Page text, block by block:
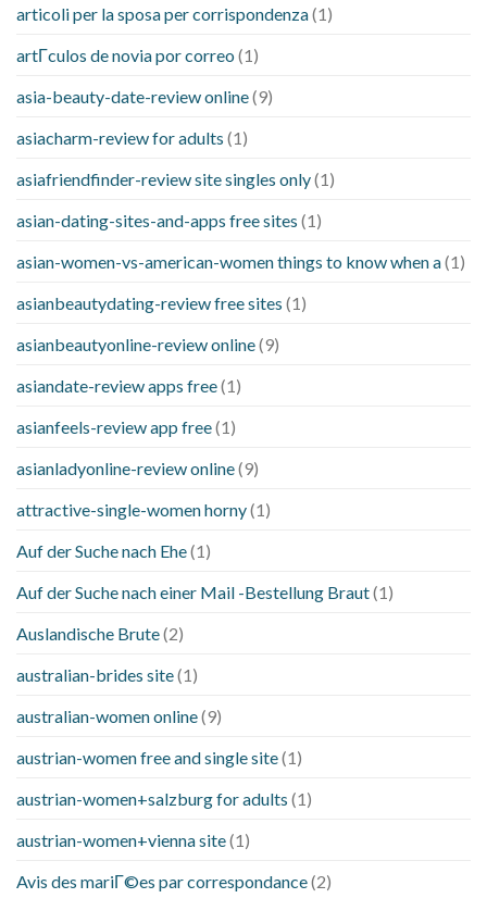
articoli per la sposa per corrispondenza(1)
artГ­culos de novia por correo (1)
asia-beauty-date-review online(9)
asiacharm-review for adults (1)
asiafriendfinder-review site singles only(1)
asian-dating-sites-and-apps free sites (1)
asian-women-vs-american-women things to know when a(1)
asianbeautydating-review free sites (1)
asianbeautyonline-review online(9)
asiandate-review apps free(1)
asianfeels-review app free(1)
asianladyonline-review online(9)
attractive-single-women horny(1)
Auf der Suche nach Ehe(1)
Auf der Suche nach einer Mail -Bestellung Braut(1)
Auslandische Brute(2)
australian-brides site(1)
australian-women online(9)
austrian-women free and single site(1)
austrian-women+salzburg for adults (1)
austrian-women+vienna site(1)
Avis des mariГ©es par correspondance(2)